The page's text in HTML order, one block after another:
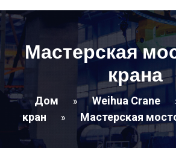
Мастерская
крана
Дом » Weihua Crane
кран
» Мастерская